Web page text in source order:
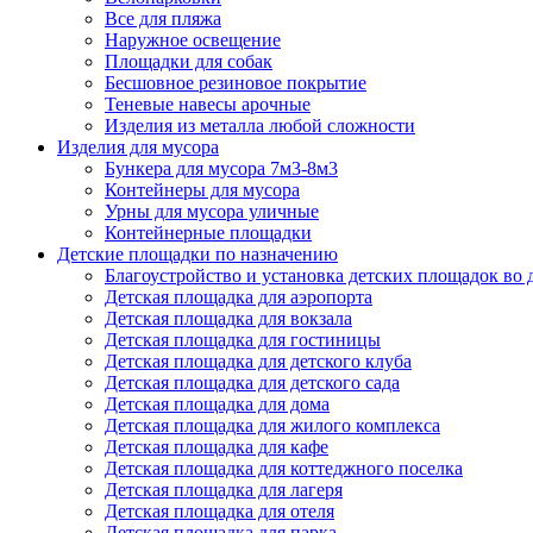
Все для пляжа
Наружное освещение
Площадки для собак
Бесшовное резиновое покрытие
Теневые навесы арочные
Изделия из металла любой сложности
Изделия для мусора
Бункера для мусора 7м3-8м3
Контейнеры для мусора
Урны для мусора уличные
Контейнерные площадки
Детские площадки по назначению
Благоустройство и установка детских площадок
Детская площадка для аэропорта
Детская площадка для вокзала
Детская площадка для гостиницы
Детская площадка для детского клуба
Детская площадка для детского сада
Детская площадка для дома
Детская площадка для жилого комплекса
Детская площадка для кафе
Детская площадка для коттеджного поселка
Детская площадка для лагеря
Детская площадка для отеля